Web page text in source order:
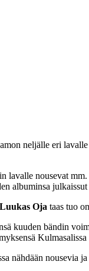
neljälle eri
nousevat
albuminsa
Luukas Oja taas tuo
kuuden bändin
nousevia